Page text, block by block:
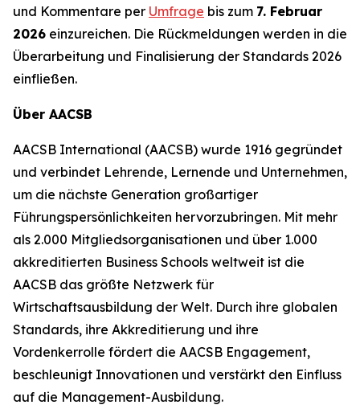
und Kommentare per Umfrage bis zum 7. Februar
2026 einzureichen. Die Rückmeldungen werden in die
Überarbeitung und Finalisierung der Standards 2026
einfließen.
Über AACSB
AACSB International (AACSB) wurde 1916 gegründet
und verbindet Lehrende, Lernende und Unternehmen,
um die nächste Generation großartiger
Führungspersönlichkeiten hervorzubringen. Mit mehr
als 2.000 Mitgliedsorganisationen und über 1.000
akkreditierten Business Schools weltweit ist die
AACSB das größte Netzwerk für
Wirtschaftsausbildung der Welt. Durch ihre globalen
Standards, ihre Akkreditierung und ihre
Vordenkerrolle fördert die AACSB Engagement,
beschleunigt Innovationen und verstärkt den Einfluss
auf die Management-Ausbildung.